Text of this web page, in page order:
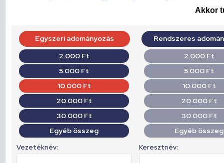
Akkor